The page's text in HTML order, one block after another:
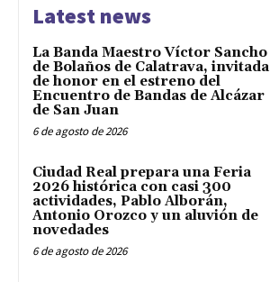
Latest news
La Banda Maestro Víctor Sancho
de Bolaños de Calatrava, invitada
de honor en el estreno del
Encuentro de Bandas de Alcázar
de San Juan
6 de agosto de 2026
Ciudad Real prepara una Feria
2026 histórica con casi 300
actividades, Pablo Alborán,
Antonio Orozco y un aluvión de
novedades
6 de agosto de 2026